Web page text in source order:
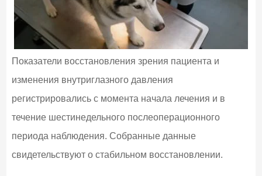
Показатели восстановления зрения пациента и
изменения внутриглазного давления
регистрировались с момента начала лечения и в
течение шестинедельного послеоперационного
периода наблюдения. Собранные данные
свидетельствуют о стабильном восстановлении.